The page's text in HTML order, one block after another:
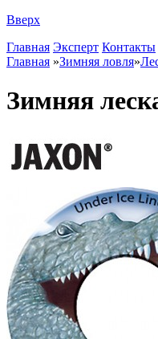
Вверх
Главная Эксперт Контакты
Главная »Зимняя ловля»
Зимняя